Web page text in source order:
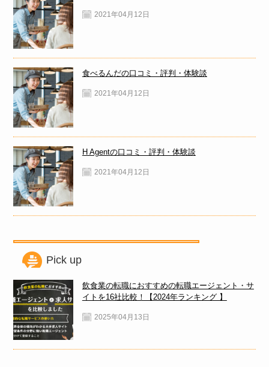
2021年04月12日
食べるんだの口コミ・評判・体験談
2021年04月12日
H Agentの口コミ・評判・体験談
2021年04月12日
Pick up
飲食業の転職におすすめの転職エージェント・サ
イトを16社比較！【2024年ランキング 】
2025年04月13日